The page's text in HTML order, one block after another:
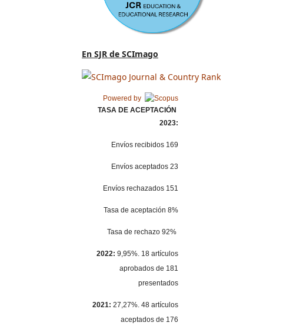
En SJR de SCImago
Powered by
TASA DE ACEPTACIÓN
2023:
Envíos recibidos 169
Envíos aceptados 23
Envíos rechazados 151
Tasa de aceptación 8%
Tasa de rechazo 92%
2022: 9,95%. 18 artículos
aprobados de 181
presentados
2021: 27,27%. 48 artículos
aceptados de 176